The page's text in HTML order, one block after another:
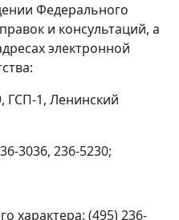
Федерального
и консультаций, а
электронной
ГСП-1, Ленинский
3036, 236-5230;
характера: (495) 236-